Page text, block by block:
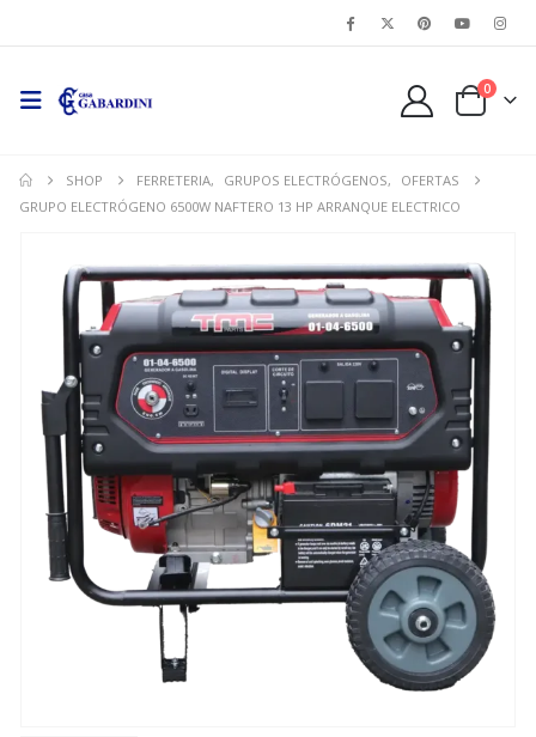
0
SHOP FERRETERIA, GRUPOS ELECTRÓGENOS,
OFERTAS
GRUPO ELECTRÓGENO 6500W NAFTERO 13 HP ARRANQUE ELECTRICO